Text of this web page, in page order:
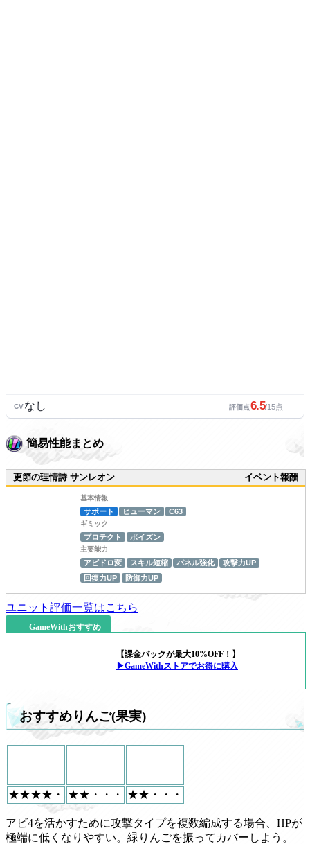
CVなし 評価点6.5/15点
簡易性能まとめ
更節の理情詩 サンレオン イベント報酬
基本情報
サポート ヒューマン C63
ギミック
プロテクト ポイズン
主要能力
アビドロ変 スキル短縮 パネル強化
攻撃力UP
回復力UP
防御力UP
ユニット評価一覧はこちら
GameWithおすすめ
【課金パックが最大10%OFF！】
▶GameWithストアでお得に購入
おすすめりんご(果実)
★★★★・ ★★・・・ ★★・・・
アビ4を活かすために攻撃タイプを複数編成する場合、HPが
極端に低くなりやすい。緑りんごを振ってカバーしよう。